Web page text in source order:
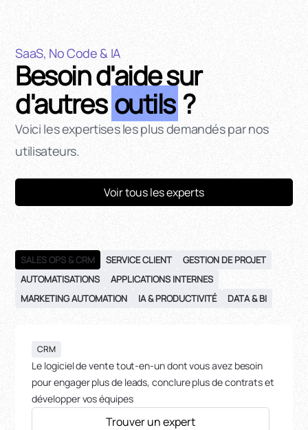
SaaS, No Code & IA
Besoin d'aide sur
d'autresoutils ?
Voici les expertises les plus demandés par nos
utilisateurs.
Voir tous les experts
SALES OPS & CRM SERVICE CLIENT
GESTION DE PROJET
AUTOMATISATIONS
APPLICATIONS INTERNES
MARKETING AUTOMATION
IA & PRODUCTIVITÉ DATA & BI
CRM
Le logiciel de vente tout-en-un dont vous avez besoin
pour engager plus de leads, conclure plus de contrats et
développer vos équipes
Trouver un expert